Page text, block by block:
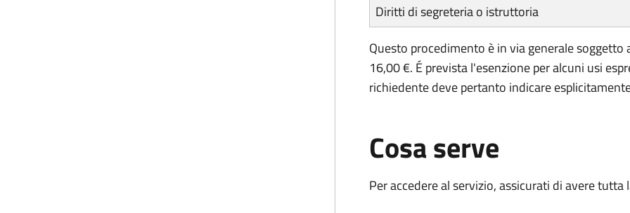
Diritti di segreteria o istruttoria
Questo procedimento è in via generale
16,00 €. É prevista l'esenzione per alcuni usi
richiedente deve pertanto indicare
Cosa serve
Per accedere al servizio, assicurati di avere